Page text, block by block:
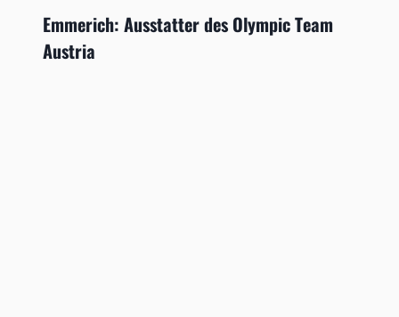
Emmerich: Ausstatter des Olympic Team
Austria